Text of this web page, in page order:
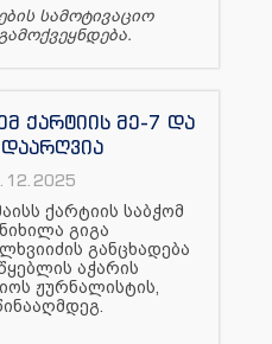
სამოტივაციო
ქარტიის მე-7 და
ქარტიის საბჭომ
გიგა
განცხადება
აჭარის
ჟურნალისტის,